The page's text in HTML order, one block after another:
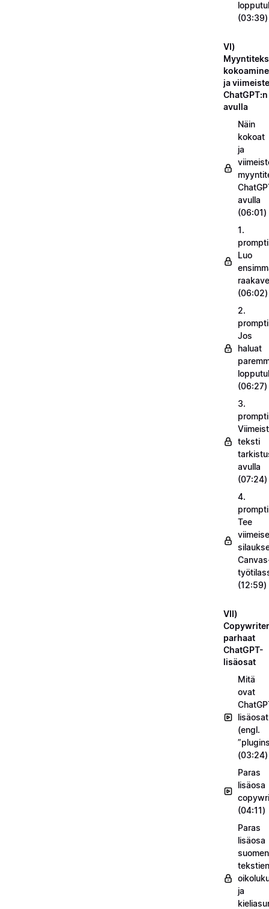
(03:39)
VI)
ja
ChatGPT:n
avulla
Näin
kokoat
ja
avulla
(06:01)
1.
Luo
(06:02)
2.
Jos
haluat
(06:27)
3.
teksti
avulla
(07:24)
4.
Tee
(12:59)
VII)
parhaat
ChatGPT-
lisäosat
Mitä
ovat
lisäosat
(engl.
(03:24)
Paras
lisäosa
(04:11)
Paras
lisäosa
tekstien
ja